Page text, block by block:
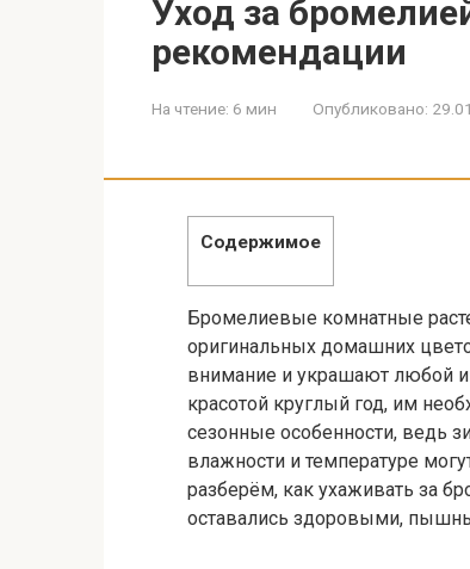
Уход за
рекомендации
На чтение: 6 мин Опубликовано:
Содержимое
Бромелиевые комнатные
оригинальных домашних
внимание и украшают любой
красотой круглый год, им
сезонные особенности, ведь
влажности и температуре
разберём, как ухаживать за
оставались здоровыми,